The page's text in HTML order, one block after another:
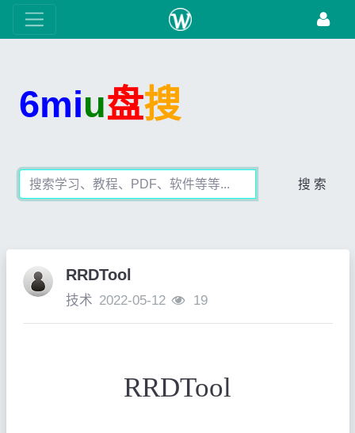
6miu盘搜
搜 索
RRDTool
技术 2022-05-12 19
RRDTool